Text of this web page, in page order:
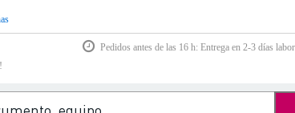
Pedidos antes de las 16 h: Entrega en 2-3 días